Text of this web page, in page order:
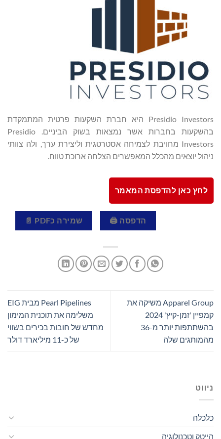
Presidio Investors היא חברת השקעות פרטית המתמקדת
בהשקעות בחברות אשר נמצאות בשוק הביניים. Presidio
Investors מחויבת לצמיחה אסטרטגית וליצירת ערך, ולה צוותי
ניהול יוצאים מהכלל המאפשרים הצלחה ארוכת טווח.
לחץ כאן להדפסת המאמר
הדפסה 🖨 שמירה כPDF 📄
Apparel Group משיקה את
קמפיין 'זמן-קיץ' 2024
בהשתתפות יותר מ-36
מהמותגים שלה
Pearl Pipelines מבית EIG
משלימה את תוכנית המימון
מחדש של חובות בכירים בשווי
של כ-11 מיליארד דולר
ניווט
כלכלה
הייטק וטכנולוגיה